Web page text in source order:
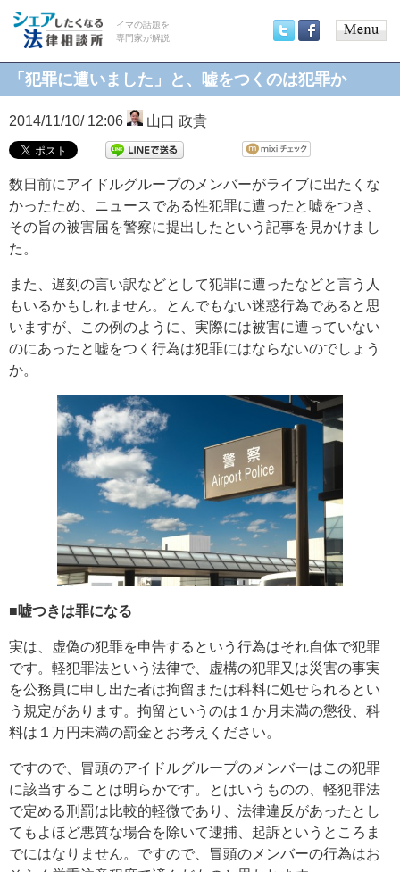
イマの話題を
専門家が解説
menu
「犯罪に遭いました」と、嘘をつくのは犯罪か
2014/11/10/ 12:06 山口 政貴
数日前にアイドルグループのメンバーがライブに出たくな
かったため、ニュースである性犯罪に遭ったと嘘をつき、
その旨の被害届を警察に提出したという記事を見かけまし
た。
また、遅刻の言い訳などとして犯罪に遭ったなどと言う人
もいるかもしれません。とんでもない迷惑行為であると思
いますが、この例のように、実際には被害に遭っていない
のにあったと嘘をつく行為は犯罪にはならないのでしょう
か。
■嘘つきは罪になる
実は、虚偽の犯罪を申告するという行為はそれ自体で犯罪
です。軽犯罪法という法律で、虚構の犯罪又は災害の事実
を公務員に申し出た者は拘留または科料に処せられるとい
う規定があります。拘留というのは１か月未満の懲役、科
料は１万円未満の罰金とお考えください。
ですので、冒頭のアイドルグループのメンバーはこの犯罪
に該当することは明らかです。とはいうものの、軽犯罪法
で定める刑罰は比較的軽微であり、法律違反があったとし
てもよほど悪質な場合を除いて逮捕、起訴というところま
でにはなりません。ですので、冒頭のメンバーの行為はお